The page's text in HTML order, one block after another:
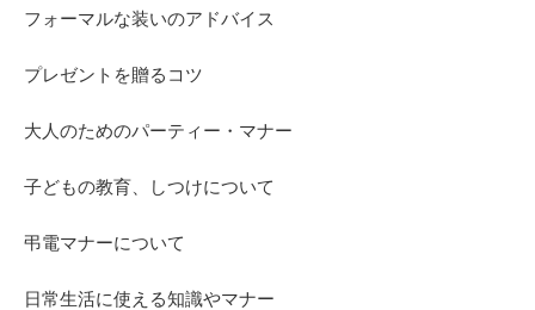
フォーマルな装いのアドバイス
プレゼントを贈るコツ
大人のためのパーティー・マナー
子どもの教育、しつけについて
弔電マナーについて
日常生活に使える知識やマナー